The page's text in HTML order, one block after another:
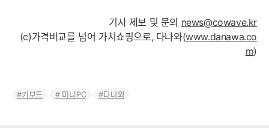
기사 제보 및 문의 news@cowave.kr
(c)가격비교를 넘어 가치쇼핑으로, 다나와(www.danawa.co
m)
키보드 미니PC 다나와